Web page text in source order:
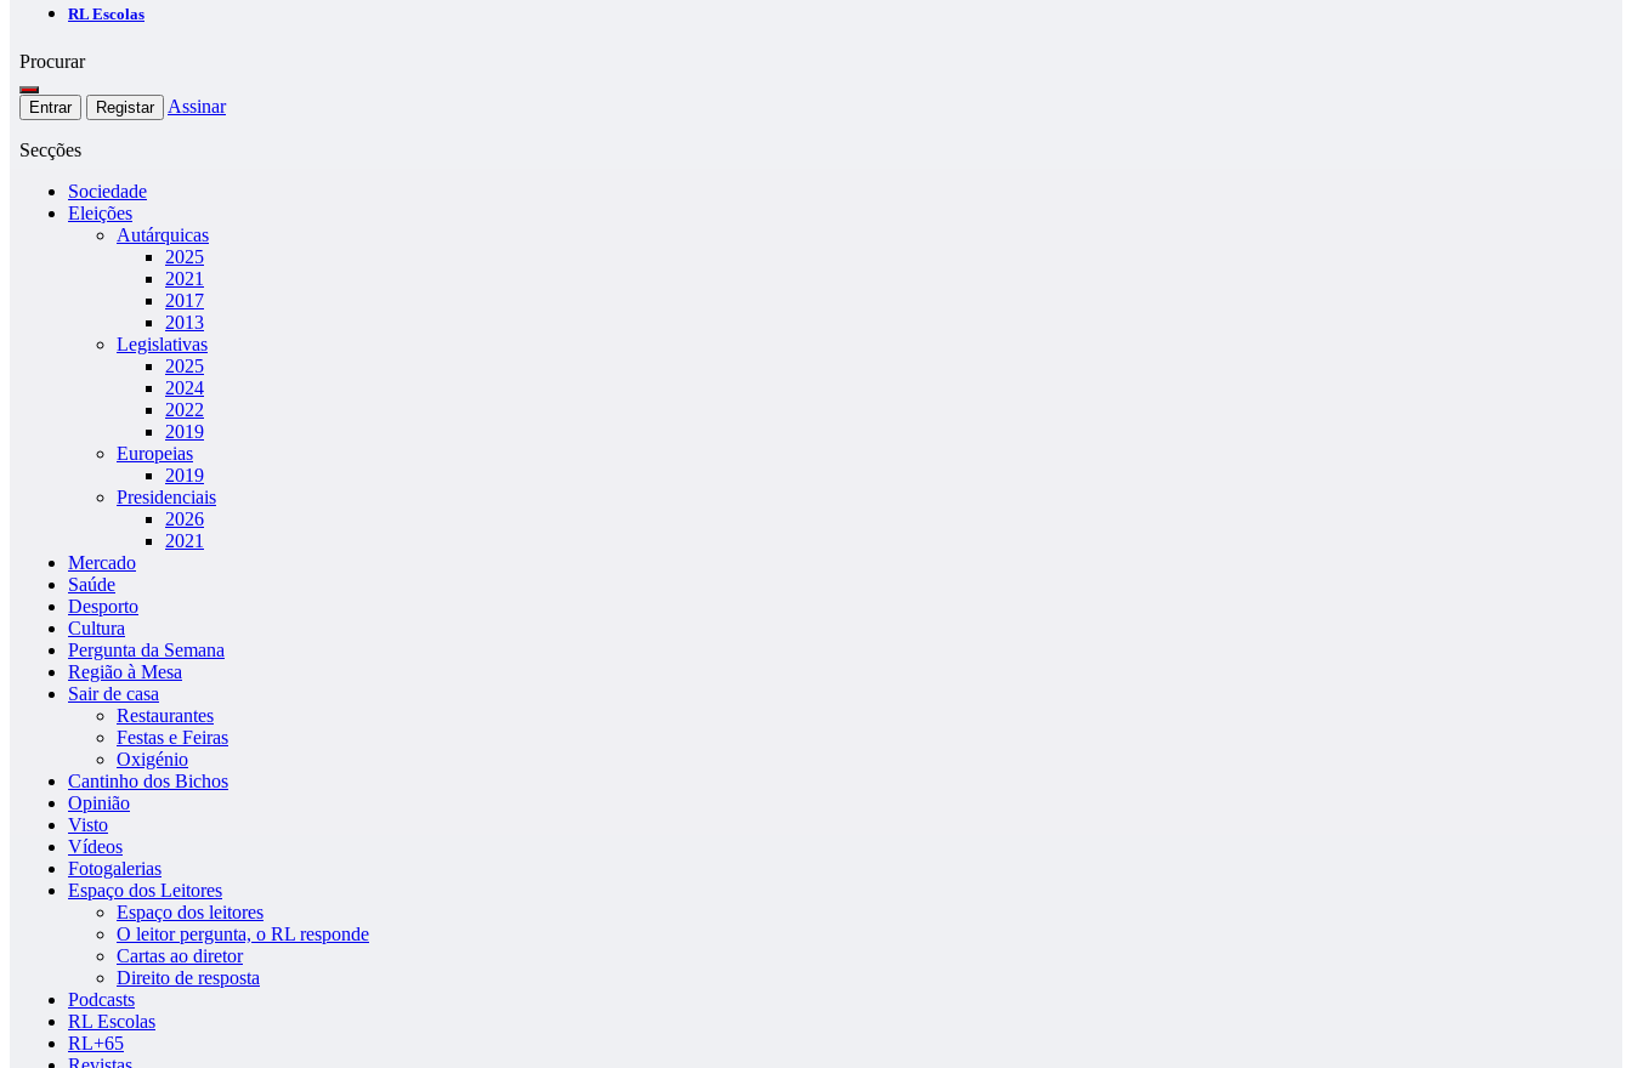
RL Escolas
Procurar
Entrar Registar Assinar
Secções
Sociedade
Eleições
Autárquicas
2025
2021
2017
2013
Legislativas
2025
2024
2022
2019
Europeias
2019
Presidenciais
2026
2021
Mercado
Saúde
Desporto
Cultura
Pergunta da Semana
Região à Mesa
Sair de casa
Restaurantes
Festas e Feiras
Oxigénio
Cantinho dos Bichos
Opinião
Visto
Vídeos
Fotogalerias
Espaço dos Leitores
Espaço dos leitores
O leitor pergunta, o RL responde
Cartas ao diretor
Direito de resposta
Podcasts
RL Escolas
RL+65